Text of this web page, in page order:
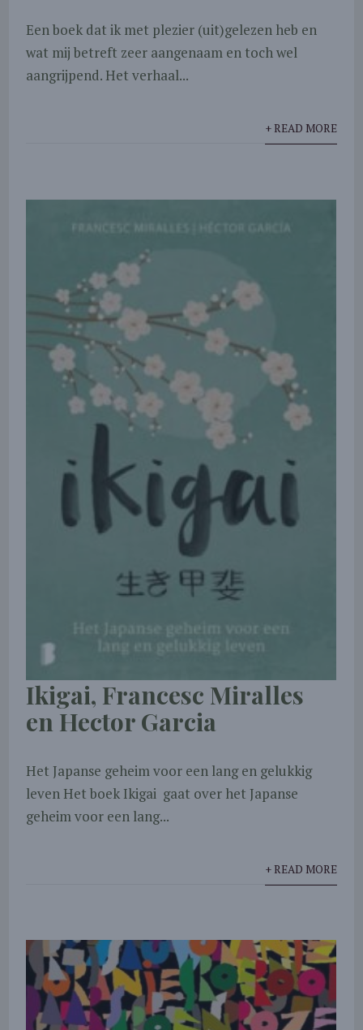
Een boek dat ik met plezier (uit)gelezen heb en
wat mij betreft zeer aangenaam en toch wel
aangrijpend. Het verhaal...
+ READ MORE
Ikigai, Francesc Miralles
en Hector Garcia
Het Japanse geheim voor een lang en gelukkig
leven Het boek Ikigai gaat over het Japanse
geheim voor een lang...
+ READ MORE